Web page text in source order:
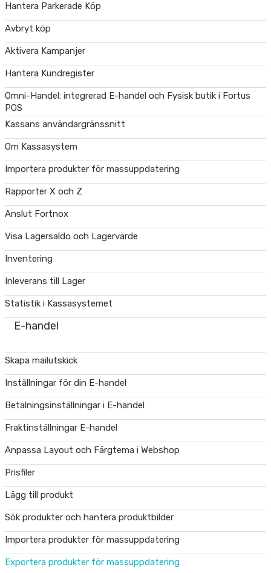
Hantera Parkerade Köp
Avbryt köp
Aktivera Kampanjer
Hantera Kundregister
Omni-Handel: integrerad E-handel och Fysisk butik i Fortus
POS
Kassans användargränssnitt
Om Kassasystem
Importera produkter för massuppdatering
Rapporter X och Z
Anslut Fortnox
Visa Lagersaldo och Lagervärde
Inventering
Inleverans till Lager
Statistik i Kassasystemet
E-handel
Skapa mailutskick
Inställningar för din E-handel
Betalningsinställningar i E-handel
Fraktinställningar E-handel
Anpassa Layout och Färgtema i Webshop
Prisfiler
Lägg till produkt
Sök produkter och hantera produktbilder
Importera produkter för massuppdatering
Exportera produkter för massuppdatering